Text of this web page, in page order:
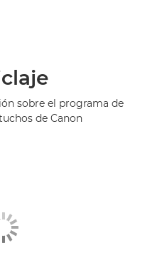
sobre el programa de
de Canon